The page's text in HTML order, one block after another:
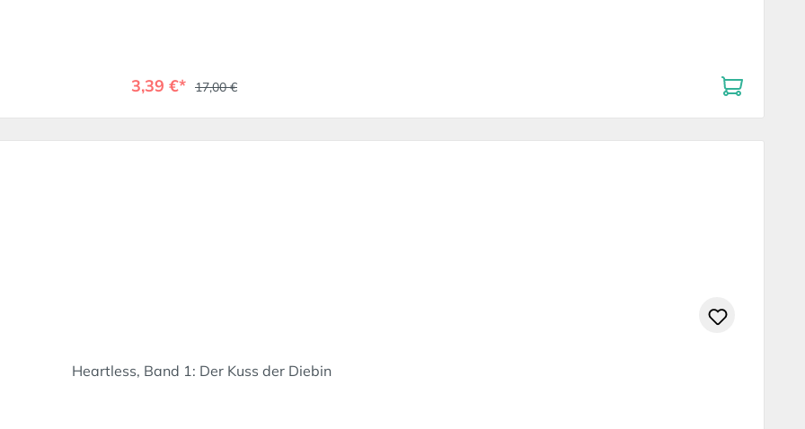
3,39 €* 17,00 €
Heartless, Band 1: Der Kuss der Diebin